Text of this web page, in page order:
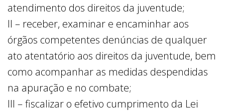
atendimento dos direitos da juventude;
II – receber, examinar e encaminhar aos
órgãos competentes denúncias de qualquer
ato atentatório aos direitos da juventude, bem
como acompanhar as medidas despendidas
na apuração e no combate;
III – fiscalizar o efetivo cumprimento da Lei